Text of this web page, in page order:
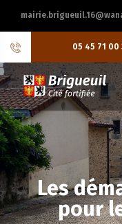
05 45 71 00
Les
pour